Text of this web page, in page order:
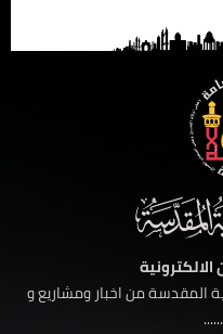
الالكترونية
المقدسة من اخبار ومشاريع و